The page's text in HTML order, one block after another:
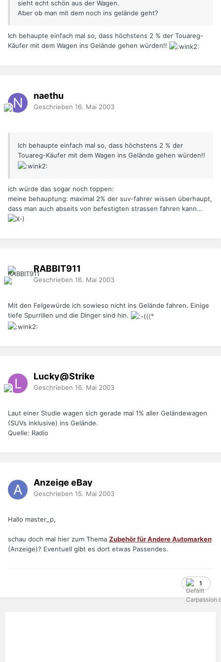
sieht echt schön aus der Wagen.
Aber ob man mit dem noch ins gelände geht?
Ich behaupte einfach mal so, dass höchstens 2 % der Touareg-
Käufer mit dem Wagen ins Gelände gehen würden!!
naethu
Geschrieben 16. Mai 2003
Ich behaupte einfach mal so, dass höchstens 2 % der
Touareg-Käufer mit dem Wagen ins Gelände gehen würden!!
ich würde das sogar noch toppen:
meine behauptung: maximal 2% der suv-fahrer wissen überhaupt,
dass man auch abseits von befestigten strassen fahren kann...
RABBIT911
Geschrieben 16. Mai 2003
Mit den Felgewürde ich sowieso nicht ins Gelände fahren. Einige
tiefe Spurrillen und die Dinger sind hin.
Lucky@Strike
Geschrieben 16. Mai 2003
Laut einer Studie wagen sich gerade mal 1% aller Geländewagen
(SUVs inklusive) ins Gelände.
Quelle: Radio
Anzeige eBay
Geschrieben 15. Mai 2003
Hallo master_p,
schau doch mal hier zum Thema Zubehör für Andere Automarken
(Anzeige)? Eventuell gibt es dort etwas Passendes.
1